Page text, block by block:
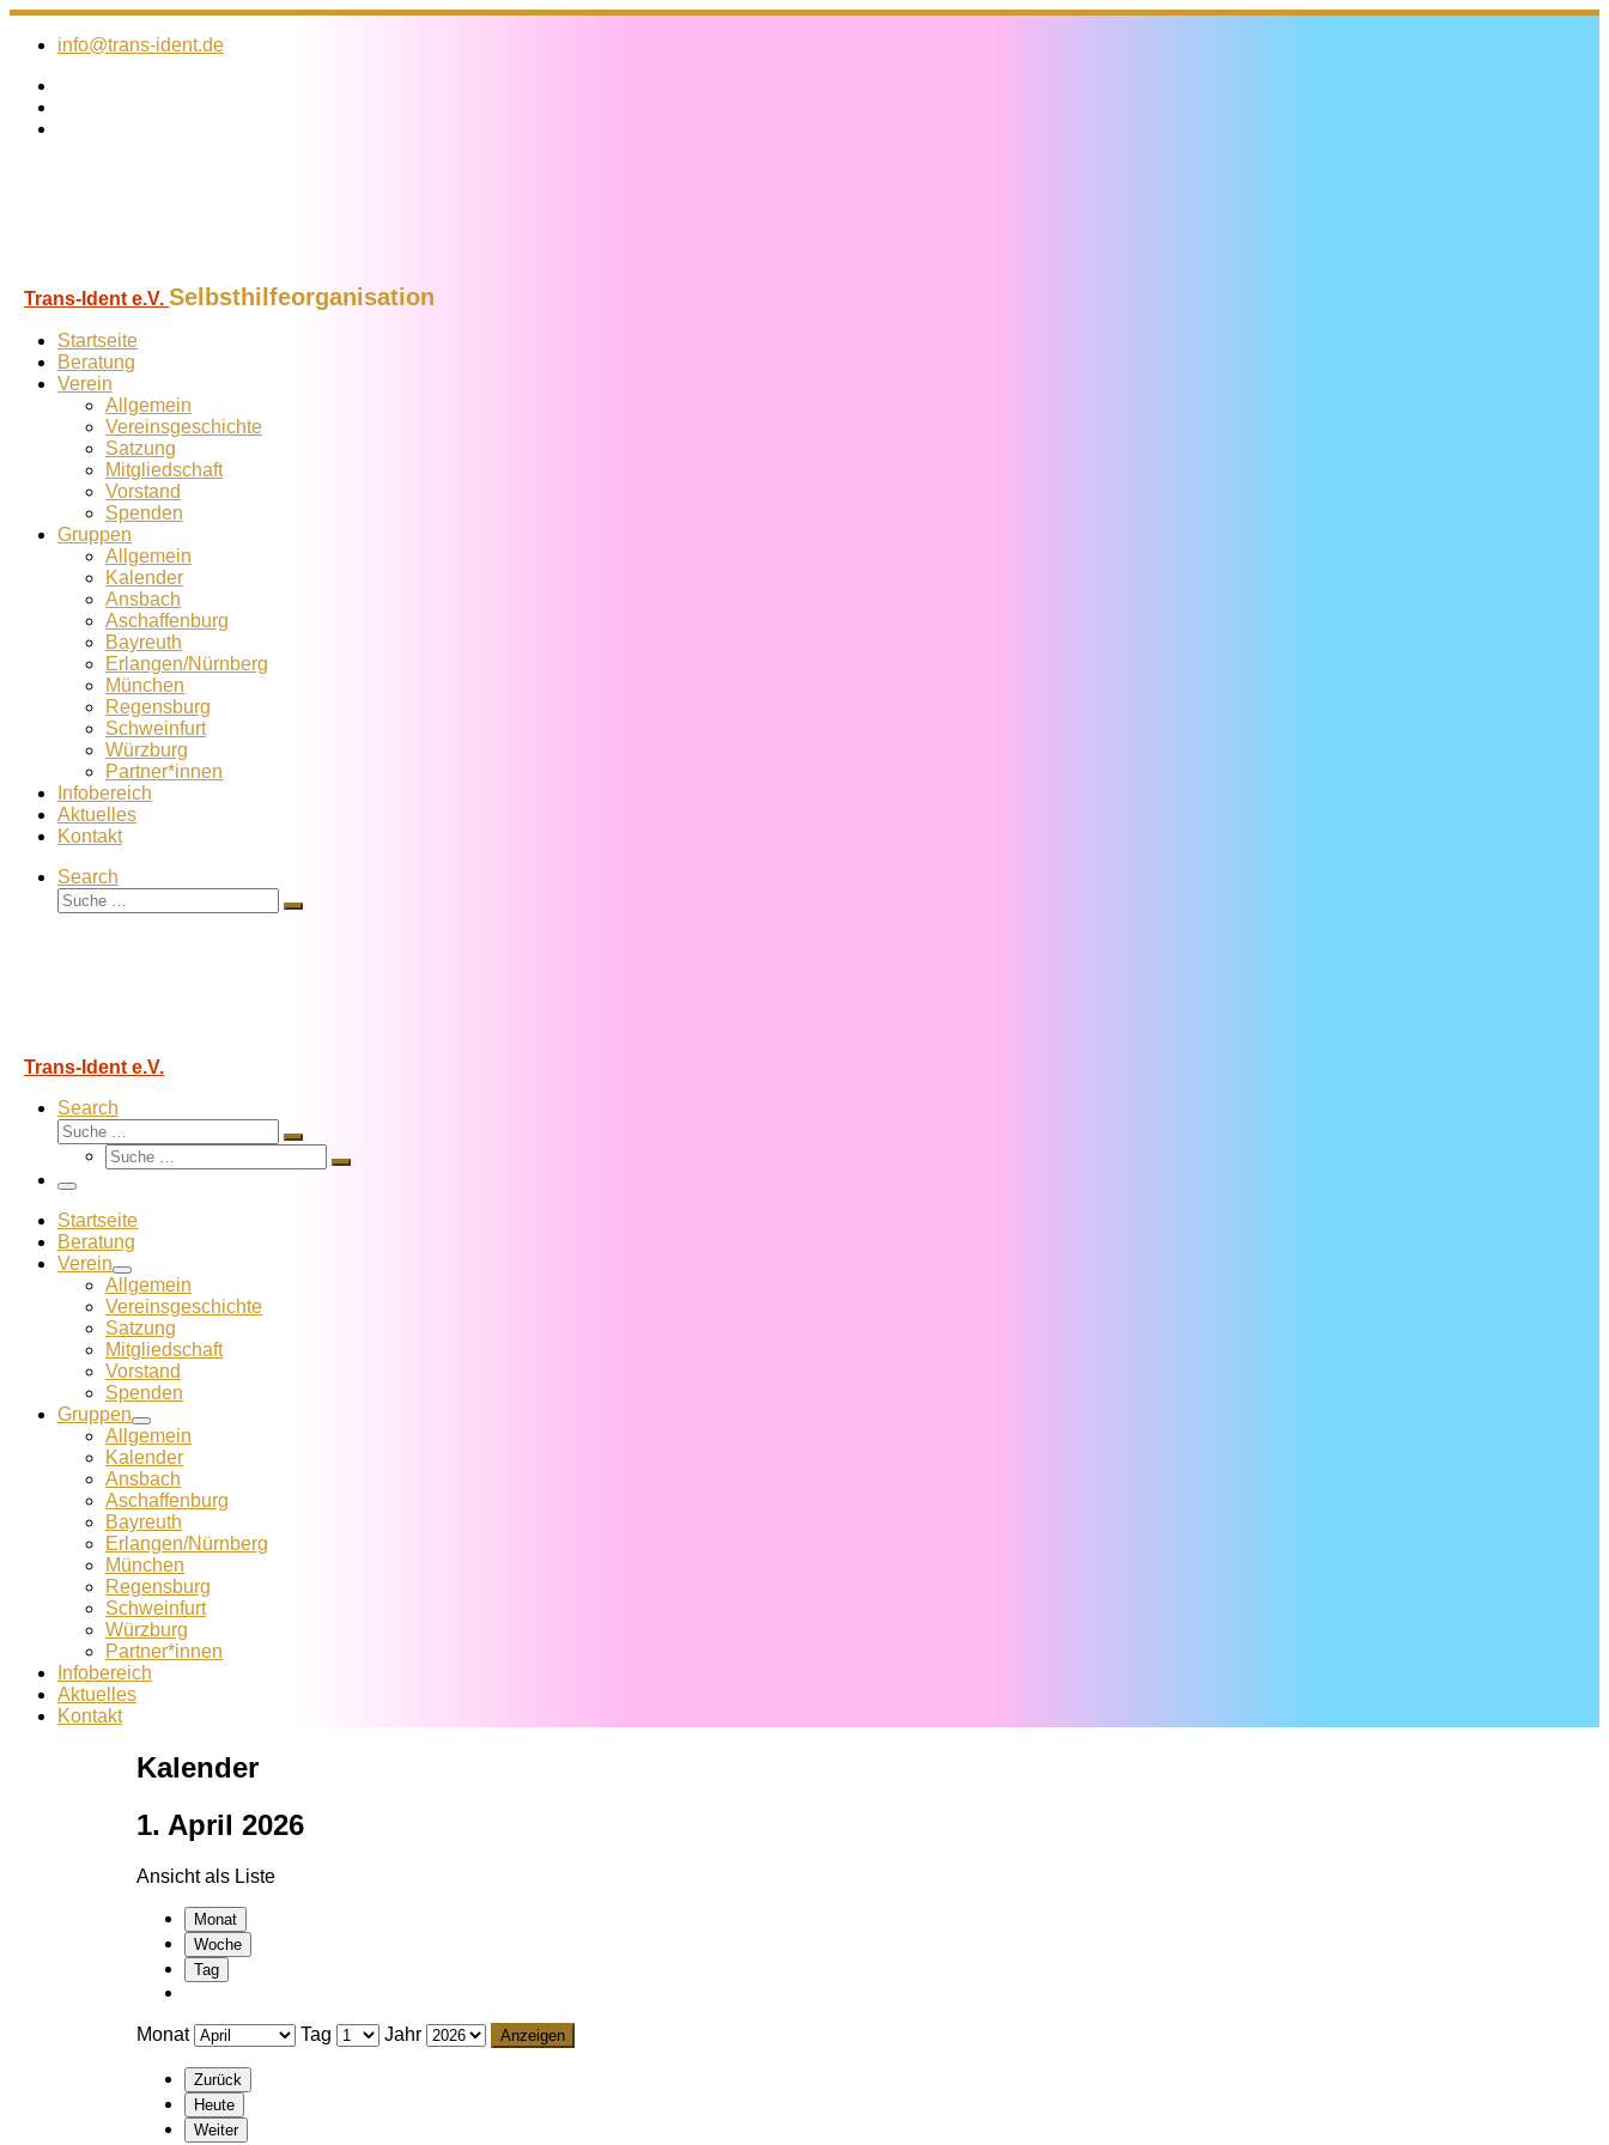
Zum
Inhalt
info@trans-ident.de
Trans-Ident e.V. Selbsthilfeorganisation
Startseite
Beratung
Verein
Allgemein
Vereins­geschichte
Satzung
Mitglied­schaft
Vorstand
Spenden
Gruppen
Allgemein
Kalender
Ansbach
Aschaffenburg
Bayreuth
Erlangen/Nürnberg
München
Regensburg
Schweinfurt
Würzburg
Partner*innen
Infobereich
Aktuelles
Kontakt
Search
Suche
Suche
Trans-Ident e.V.
Search
Suche
Suche
Suche
Suche
Menü
Startseite
Beratung
Verein
Allgemein
Vereins­geschichte
Satzung
Mitglied­schaft
Vorstand
Spenden
Gruppen
Allgemein
Kalender
Ansbach
Aschaffenburg
Bayreuth
Erlangen/Nürnberg
München
Regensburg
Schweinfurt
Würzburg
Partner*innen
Infobereich
Aktuelles
Kontakt
Kalender
1. April 2026
Ansicht als Liste
Monat
Woche
Tag
Monat Tag Jahr
Zurück
Heute
Weiter